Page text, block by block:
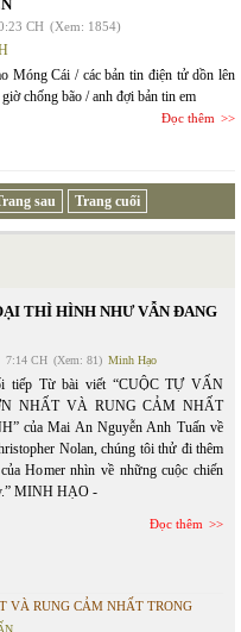
CH (Xem: 1854)
Móng Cái / các bản tin điện tử dồn lên
chống bão / anh đợi bản tin em
Đọc thêm
sau Trang cuối
THÌ HÌNH NHƯ VẪN ĐANG
7:14 CH (Xem: 81) Minh Hạo
tiếp Từ bài viết “CUỘC TỰ VẤN
NHẤT VÀ RUNG CẢM NHẤT
của Mai An Nguyễn Anh Tuấn về
Nolan, chúng tôi thử đi thêm
Homer nhìn về những cuộc chiến
MINH HẠO -
Đọc thêm
VÀ RUNG CẢM NHẤT TRONG